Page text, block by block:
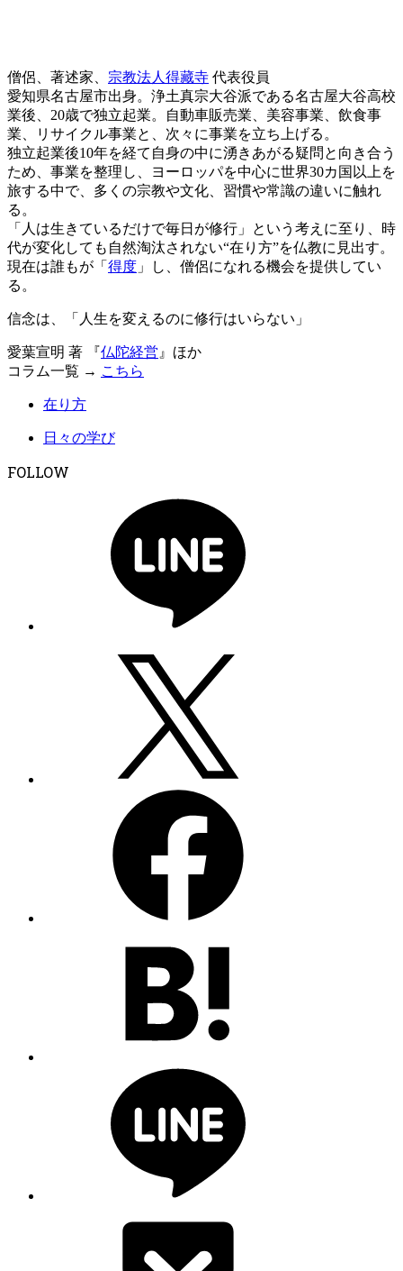
僧侶、著述家、 宗教法人得藏寺 代表役員
愛知県名古屋市出身。浄土真宗大谷派である名古屋大谷高校
業後、20歳で独立起業。自動車販売業、美容事業、飲食事
業、リサイクル事業と、次々に事業を立ち上げる。
独立起業後10年を経て自身の中に湧きあがる疑問と向き合う
ため、事業を整理し、ヨーロッパを中心に世界30カ国以上を
旅する中で、多くの宗教や文化、習慣や常識の違いに触れ
る。
「人は生きているだけで毎日が修行」という考えに至り、時
代が変化しても自然淘汰されない“在り方”を仏教に見出す。
現在は誰もが「 得度 」し、僧侶になれる機会を提供してい
る。
信念は、「人生を変えるのに修行はいらない」
愛葉宣明 著 『仏陀経営 』ほか
コラム一覧 → こちら
在り方
日々の学び
FOLLOW